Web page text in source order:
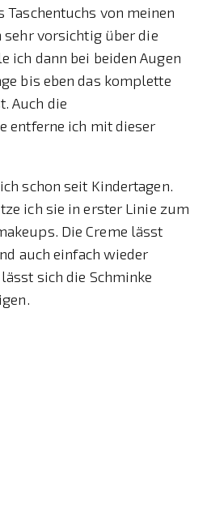
von meinen
sehr vorsichtig über die
ich dann bei beiden Augen
bis eben das komplette
Auch die
entferne ich mit dieser
schon seit Kindertagen.
ich sie in erster Linie zum
Die Creme lässt
auch einfach wieder
sich die Schminke